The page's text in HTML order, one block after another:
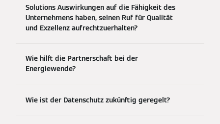
Solutions Auswirkungen auf die Fähigkeit des
Unternehmens haben, seinen Ruf für Qualität
und Exzellenz aufrechtzuerhalten?
Wie hilft die Partnerschaft bei der
Energiewende?
Wie ist der Datenschutz zukünftig geregelt?